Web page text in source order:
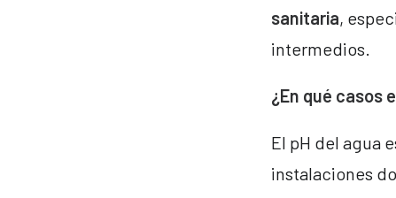
sanitaria,
intermedios.
¿En qué casos
El pH del agua
instalaciones